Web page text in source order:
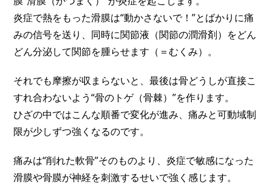
炎症で熱をもった滑膜は“動かさないで！”とばかりに痛
みの信号を送り、同時に関節液（関節の潤滑剤）をどん
どん分泌して関節を腫らせます（＝むくみ）。
それでも摩擦が収まらないと、最後は骨どうしが直接こ
すれ合わないよう“骨のトゲ（骨棘）”を作ります。
ひざの中ではこんな順番で変化が進み、痛みと可動域制
限が少しずつ強くなるのです。
痛みは“削れた軟骨”そのものより、炎症で敏感になった
滑膜や骨膜が神経を刺激するせいで強く感じます。